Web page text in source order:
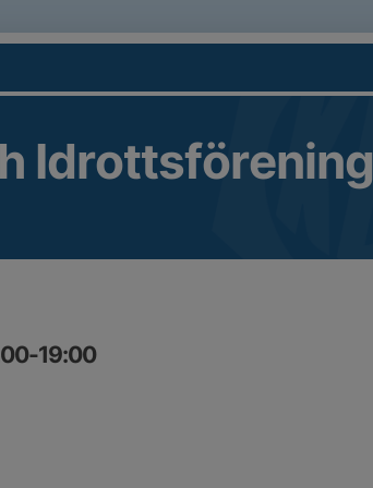
Idrottsförening
19:00